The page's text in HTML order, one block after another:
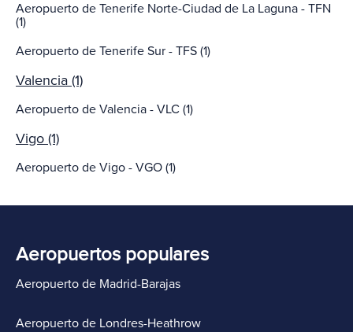
Aeropuerto de Tenerife Norte-Ciudad de La Laguna - TFN
(1)
Aeropuerto de Tenerife Sur - TFS (1)
Valencia (1)
Aeropuerto de Valencia - VLC (1)
Vigo (1)
Aeropuerto de Vigo - VGO (1)
Aeropuertos populares
Aeropuerto de Madrid-Barajas
Aeropuerto de Londres-Heathrow